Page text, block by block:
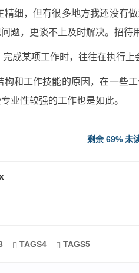
精细，但有很多地方我还没有
题，更谈不上及时解决。招
成某项工作时，往往在执行
构和工作技能的原因，在一些
业性较强的工作也是如此。
会再接再厉，争取做得更出色
台工作，试用期三个月，时光
剩余 69% 未
TAGS4 TAGS5